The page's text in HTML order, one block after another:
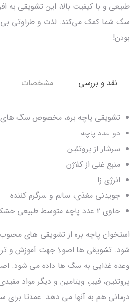
طبیعی و با کیفیت بالا، این تشویقی به
سگ شما کمک می‌کند. لذت و طراوتی
بودن!
نقد و بررسی مشخصات
تشویقی پاچه بره، مخصوص سگ های
دو عدد پاچه
سرشار از پروتئین
منبع غنی از کلاژن
انرژی زا
جویدنی مغذی، سالم و سرگرم کننده
حاوی 2 عدد پاچه متوسط طبیعی خشک شده
استخوان پاچه بره از تشویقی های
شود. تشویقی ها اصولا جهت آموزش و
وعده غذایی به سگ ها داده می شود.
پروتئین، فیبر، ویتامین و دیگر مواد
درمانی هم به آنها می دهد. عمدتا برای